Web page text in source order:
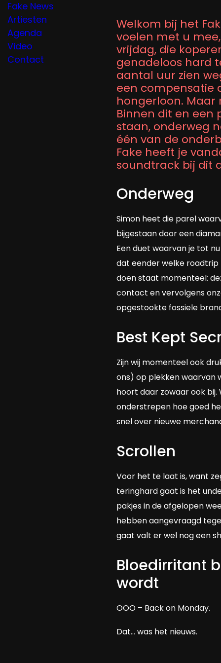
Fake News
Artiesten
Agenda
Video
Contact
Welkom bij het
voelen met u
vrijdag, die
genadeloos hard
aantal uur zien
een compensatie
hongerloon. Maar
Binnen dit en een
staan, onderweg
één van de
Fake heeft je
soundtrack bij dit
Onderweg
Simon heet die parel
bijgestaan door een
Een duet waarvan je tot
dat eender welke roadtrip
doen staat momenteel:
contact en vervolgens
opgestookte fossiele
Best Kept
Zijn wij momenteel ook
ons) op plekken waarvan
hoort daar zowaar ook
onderstrepen hoe goed
snel over nieuwe
Scrollen
Voor het te laat is, want
teringhard gaat is het
pakjes in de afgelopen
hebben aangevraagd
gaat valt er wel nog een
Bloedirritant
wordt
OOO – Back on Monday.
Dat… was het nieuws.